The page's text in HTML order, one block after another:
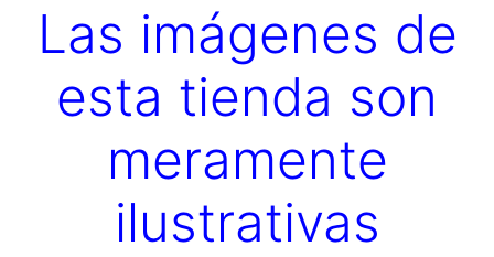
Las imágenes de
esta tienda son
meramente
ilustrativas